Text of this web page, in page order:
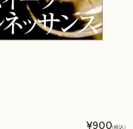
¥900(税込)